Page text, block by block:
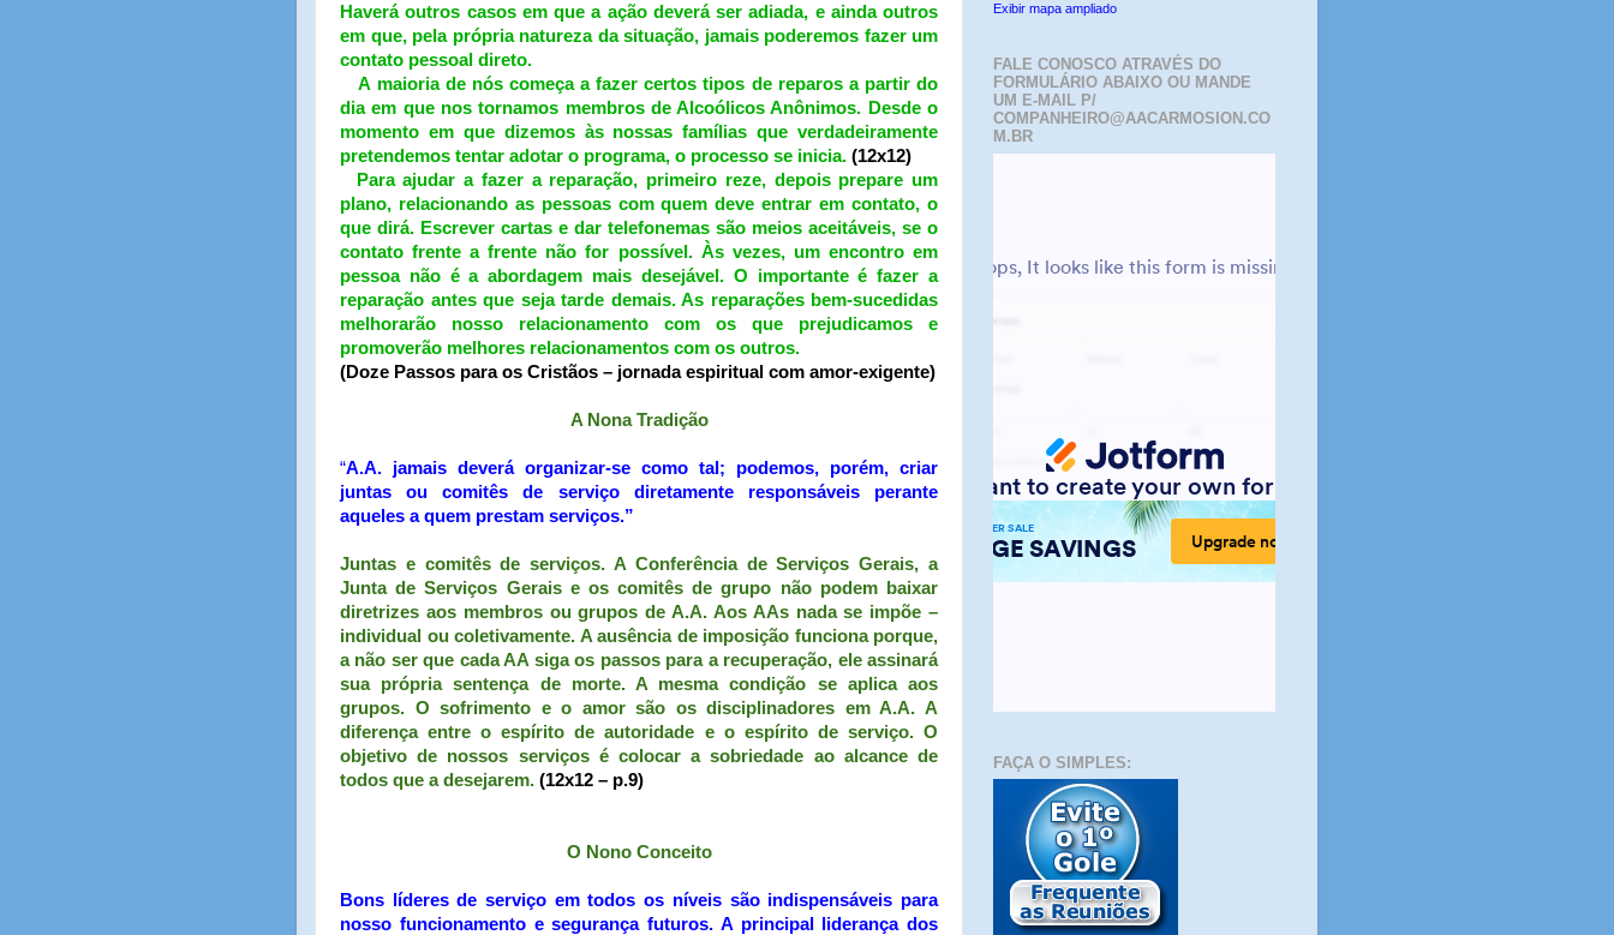
Haverá outros casos em que a ação deverá ser adiada, e ainda outros
em que, pela própria natureza da situação, jamais poderemos fazer um
contato pessoal direto.
A maioria de nós começa a fazer certos tipos de reparos a partir do
dia em que nos tornamos membros de Alcoólicos Anônimos. Desde o
momento em que dizemos às nossas famílias que verdadeiramente
pretendemos tentar adotar o programa, o processo se inicia. (12x12)
Para ajudar a fazer a reparação, primeiro reze, depois prepare um
plano, relacionando as pessoas com quem deve entrar em contato, o
que dirá. Escrever cartas e dar telefonemas são meios aceitáveis, se o
contato frente a frente não for possível. Às vezes, um encontro em
pessoa não é a abordagem mais desejável. O importante é fazer a
reparação antes que seja tarde demais. As reparações bem-sucedidas
melhorarão nosso relacionamento com os que prejudicamos e
promoverão melhores relacionamentos com os outros.
(Doze Passos para os Cristãos – jornada espiritual com amor-exigente)
A Nona Tradição
“A.A. jamais deverá organizar-se como tal; podemos, porém, criar
juntas ou comitês de serviço diretamente responsáveis perante
aqueles a quem prestam serviços.”
Juntas e comitês de serviços. A Conferência de Serviços Gerais, a
Junta de Serviços Gerais e os comitês de grupo não podem baixar
diretrizes aos membros ou grupos de A.A. Aos AAs nada se impõe –
individual ou coletivamente. A ausência de imposição funciona porque,
a não ser que cada AA siga os passos para a recuperação, ele assinará
sua própria sentença de morte. A mesma condição se aplica aos
grupos. O sofrimento e o amor são os disciplinadores em A.A. A
diferença entre o espírito de autoridade e o espírito de serviço. O
objetivo de nossos serviços é colocar a sobriedade ao alcance de
todos que a desejarem. (12x12 – p.9)
O Nono Conceito
Bons líderes de serviço em todos os níveis são indispensáveis para
nosso funcionamento e segurança futuros. A principal liderança dos
Exibir mapa ampliado
FALE CONOSCO ATRAVÉS DO
FORMULÁRIO ABAIXO OU MANDE
UM E-MAIL P/
COMPANHEIRO@AACARMOSION.CO
M.BR
FAÇA O SIMPLES: